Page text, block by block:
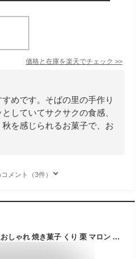
価格と在庫を楽天でチェック >>
めです。そばの里の手作り
していてサクサクの食感、
を感じられるお菓子で、お
メント（3件）
【季節限定】深味栗のガトー6個入おしゃれ 焼き菓子 くり 栗 マロン 栗あん 洋菓子 スイーツ 御祝 お祝い 内祝 内祝い 御供 プチギフト ご挨拶 出産祝い 手土産 お土産 お礼 御礼 記念品 退職 敬老 敬老の日 プレゼント 焼菓子 個包装 ハロウィン 七五三 お彼岸